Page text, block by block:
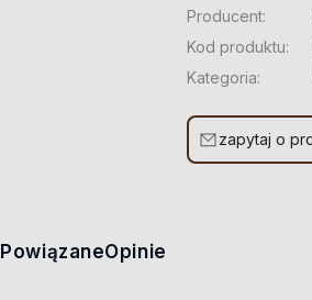
Producent:
Kod produktu:
Kategoria:
zapytaj o
PowiązaneOpinie